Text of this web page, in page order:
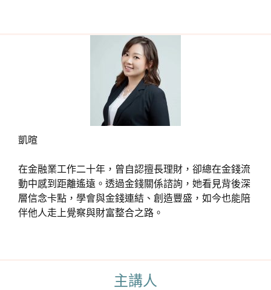
凱暄
在金融業工作二十年，曾自認擅長理財，卻總在金錢流
動中感到距離遙遠。透過金錢關係諮詢，她看見背後深
層信念卡點，學會與金錢連結、創造豐盛，如今也能陪
伴他人走上覺察與財富整合之路。
主講人